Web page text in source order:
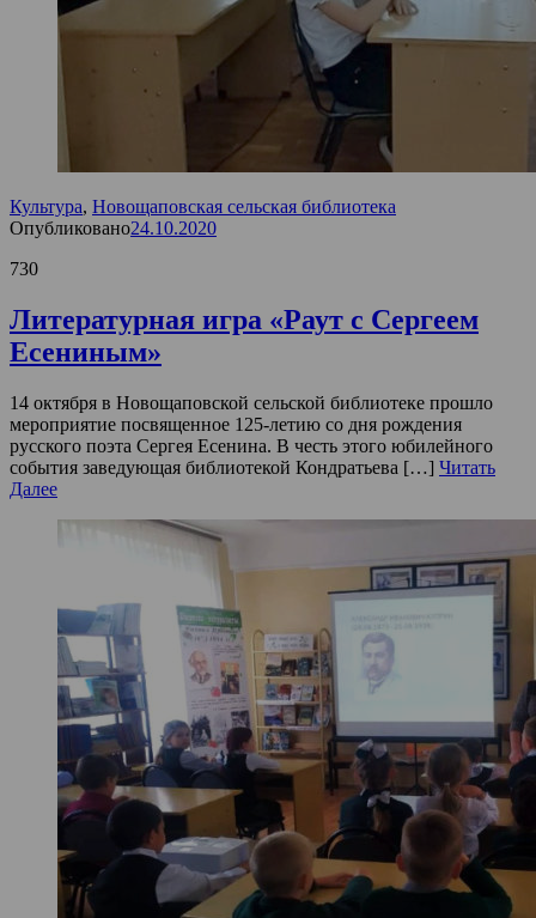
Культура, Новощаповская сельская библиотека
Опубликовано24.10.2020
730
Литературная игра «Раут с Сергеем
Есениным»
14 октября в Новощаповской сельской библиотеке прошло
мероприятие посвященное 125-летию со дня рождения
русского поэта Сергея Есенина. В честь этого юбилейного
события заведующая библиотекой Кондратьева […] Читать
Далее